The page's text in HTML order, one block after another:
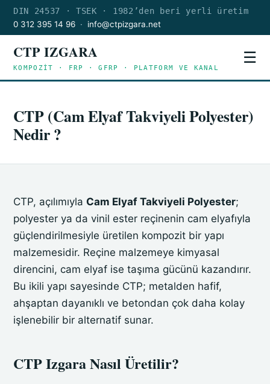
DIN 24537 · TSEK · 1982’den beri yerli üretim
0 312 395 14 96 · info@ctpizgara.net
CTP IZGARA
KOMPOZİT · FRP · GFRP · PLATFORM VE KANAL
☰
CTP (Cam Elyaf Takviyeli Polyester)
Nedir ?
CTP, açılımıyla Cam Elyaf Takviyeli Polyester;
polyester ya da vinil ester reçinenin cam elyafıyla
güçlendirilmesiyle üretilen kompozit bir yapı
malzemesidir. Reçine malzemeye kimyasal
direncini, cam elyaf ise taşıma gücünü kazandırır.
Bu ikili yapı sayesinde CTP; metalden hafif,
ahşaptan dayanıklı ve betondan çok daha kolay
işlenebilir bir alternatif sunar.
CTP Izgara Nasıl Üretilir?